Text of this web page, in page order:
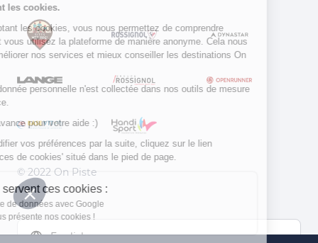
© 2022 On Piste
v. 1.45.0
English
acceptant les cookies.
En acceptant les cookies, vous nous permettez de comprendre
comment vous utilisez la plateforme de manière anonyme. Cela nous
aide à améliorer nos services et mieux conseiller les destinations On
Aucune donnée personnelle n'est collectée dans nos outils de mesure
Merci d’avance pour votre aide :)
Pour modifier vos préférences par la suite, cliquez sur le lien
'Préférences de cookies' situé dans le pied de page.
À quoi servent ces cookies :
Partage de données avec Google
On vous présente nos cookies !